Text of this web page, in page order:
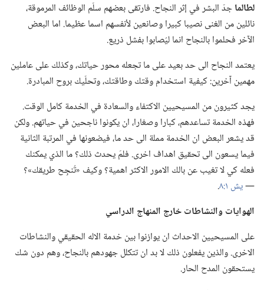
لطالماجدّ البشر في إثر النجاح.‏ فارتقى بعضهم سلّم الوظائف المرموقة،‏
نائلين من الغنى نصيبا كبيرا وصانعين لأنفسهم اسما عظيما.‏ اما البعض
الآخر فحلموا بالنجاح انما ليُصابوا بفشل ذريع.‏
يعتمد النجاح الى حد بعيد على ما تجعله محور حياتك،‏ وكذلك على عاملين
مهمين آخرين:‏ كيفية استخدام وقتك وطاقتك،‏ وتحلّيك بروح المبادرة.‏
يجد كثيرون من المسيحيين الاكتفاء والسعادة في الخدمة كامل الوقت.‏
فهذه الخدمة تساعدهم،‏ كبارا وصغارا،‏ ان يكونوا ناجحين في حياتهم.‏ ولكن
قد يشعر البعض ان الخدمة مملة الى حد ما،‏ فيضعونها في المرتبة الثانية
فيما يسعون الى تحقيق اهداف اخرى.‏ فلمَ يحدث ذلك؟‏ ما الذي يمكنك
فعله كي لا تغيب عن بالك الامور الاكثر اهمية؟‏ وكيف «تُنجِح طريقك»؟‏
—‏يش ١:‏٨
‏.‏
الهوايات والنشاطات خارج المنهاج الدراسي
على المسيحيين الاحداث ان يوازنوا بين خدمة الاله الحقيقي والنشاطات
الاخرى.‏ والذين يفعلون ذلك لا بد ان تتكلل جهودهم بالنجاح،‏ وهم دون شك
يستحقون المدح الحار.‏